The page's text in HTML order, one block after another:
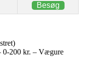
Besøg
0-200 kr. – Vægure